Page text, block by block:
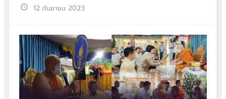
schedule 12 กันยายน 2023